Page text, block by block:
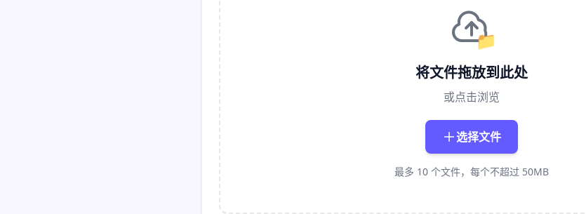
📁
将文件拖放到此处
或点击浏览
选择文件
最多 10 个文件，每个不超过 50MB